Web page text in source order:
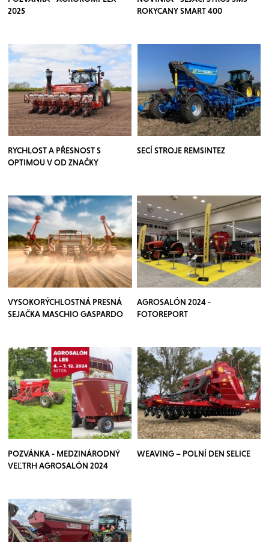
2025
ROKYCANY SMART 400
RYCHLOST A PŘESNOST S
OPTIMOU V OD ZNAČKY
SECÍ STROJE REMSINTEZ
VYSOKORÝCHLOSTNÁ PRESNÁ
SEJAČKA MASCHIO GASPARDO
AGROSALÓN 2024 -
FOTOREPORT
POZVÁNKA - MEDZINÁRODNÝ
VEĽTRH AGROSALÓN 2024
WEAVING – POLNÍ DEN SELICE